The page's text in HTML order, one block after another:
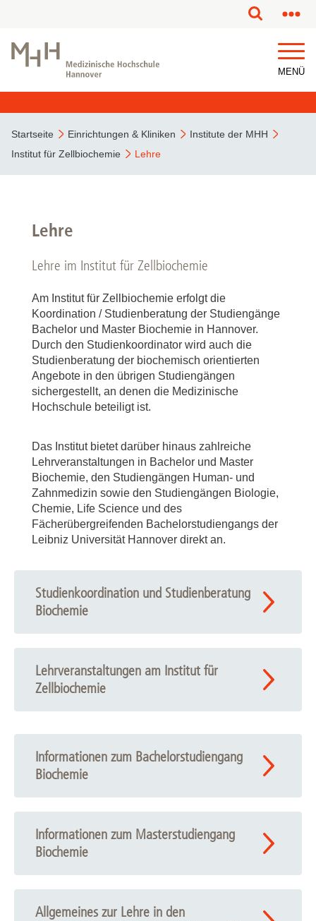
MENÜ
Startseite Einrichtungen & Kliniken
Institute der MHH
Institut für Zellbiochemie
Lehre
Lehre
Lehre im Institut für Zellbiochemie
Am Institut für Zellbiochemie erfolgt die
Koordination / Studienberatung der Studiengänge
Bachelor und Master Biochemie in Hannover.
Durch den Studienkoordinator wird auch die
Studienberatung der biochemisch orientierten
Angebote in den übrigen Studiengängen
sichergestellt, an denen die Medizinische
Hochschule beteiligt ist.
Das Institut bietet darüber hinaus zahlreiche
Lehrveranstaltungen in Bachelor und Master
Biochemie, den Studiengängen Human- und
Zahnmedizin sowie den Studiengängen Biologie,
Chemie, Life Science und des
Fächerübergreifenden Bachelorstudiengangs der
Leibniz Universität Hannover direkt an.
Studienkoordination und Studienberatung
Biochemie
Lehrveranstaltungen am Institut für
Zellbiochemie
Informationen zum Bachelorstudiengang
Biochemie
Informationen zum Masterstudiengang
Biochemie
Allgemeines zur Lehre in den